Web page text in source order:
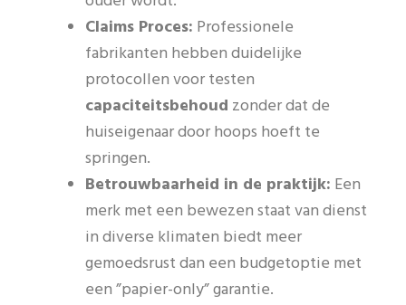
Claims Proces: Professionele
fabrikanten hebben duidelijke
protocollen voor testen
capaciteitsbehoud zonder dat de
huiseigenaar door hoops hoeft te
springen.
Betrouwbaarheid in de praktijk: Een
merk met een bewezen staat van dienst
in diverse klimaten biedt meer
gemoedsrust dan een budgetoptie met
een ”papier-only” garantie.